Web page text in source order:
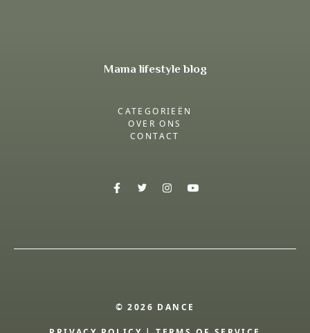
Mama lifestyle blog
CATEGORIEËN
OVER ONS
CONTACT
© 2026 DANCE